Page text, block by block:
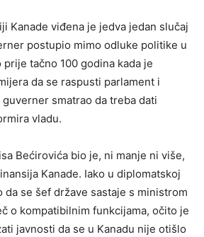
Kanade viđena je jedva jedan slučaj
postupio mimo odluke politike u
prije tačno 100 godina kada je
da se raspusti parlament i
smatrao da treba dati
vladu.
Bećirovića bio je, ni manje ni više,
Kanade. Iako u diplomatskoj
da se šef države sastaje s ministrom
o kompatibilnim funkcijama, očito je
javnosti da se u Kanadu nije otišlo